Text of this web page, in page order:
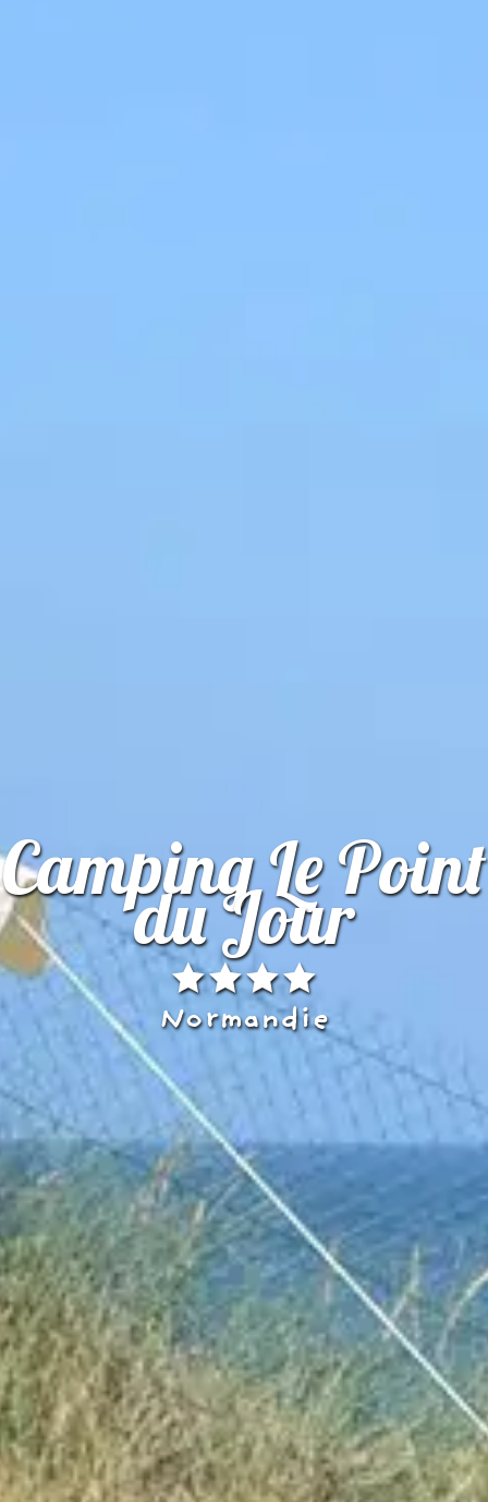
Camping Le Point
du Jour
Normandie